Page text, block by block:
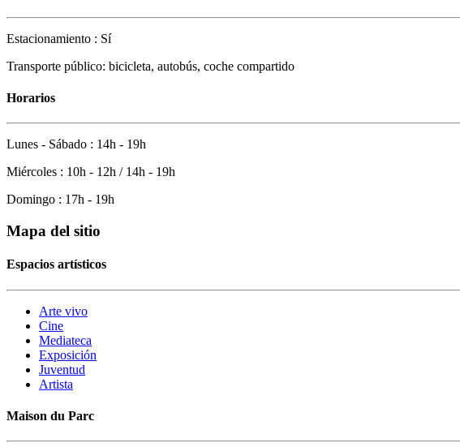
Estacionamiento : Sí
Transporte público: bicicleta, autobús, coche compartido
Horarios
Lunes - Sábado : 14h - 19h
Miércoles : 10h - 12h / 14h - 19h
Domingo : 17h - 19h
Mapa del sitio
Espacios artísticos
Arte vivo
Cine
Mediateca
Exposición
Juventud
Artista
Maison du Parc